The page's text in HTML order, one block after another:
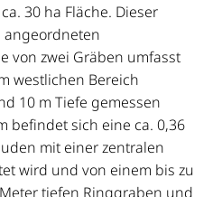
30 ha Fläche. Dieser
von zwei Gräben umfasst
westlichen Bereich
10 m Tiefe gemessen
befindet sich eine ca. 0,36
mit einer zentralen
wird und von einem bis zu
tiefen Ringgraben und